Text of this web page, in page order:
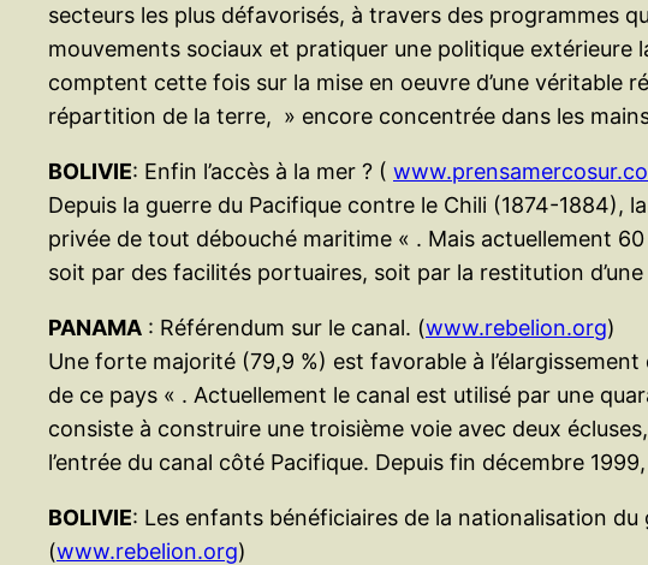
secteurs les plus défavorisés, à travers des programmes
mouvements sociaux et pratiquer une politique
comptent cette fois sur la mise en oeuvre d’une véritable
répartition de la terre, » encore concentrée dans les
BOLIVIE: Enfin l’accès à la mer ? (
Depuis la guerre du Pacifique contre le Chili (1874-1884),
privée de tout débouché maritime « . Mais actuellement 60
soit par des facilités portuaires, soit par la restitution
PANAMA : Référendum sur le canal. (www.rebelion.org)
Une forte majorité (79,9 %) est favorable à
de ce pays « . Actuellement le canal est utilisé par une
consiste à construire une troisième voie avec deux
l’entrée du canal côté Pacifique. Depuis fin décembre
BOLIVIE: Les enfants bénéficiaires de la nationalisation du
(www.rebelion.org)